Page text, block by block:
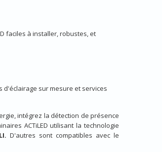
faciles à installer, robustes, et
sur mesure et services
intégrez la détection de présence
ACTiLED utilisant la technologie
D'autres sont compatibles avec le